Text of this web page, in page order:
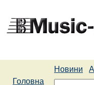
Новини
Головна